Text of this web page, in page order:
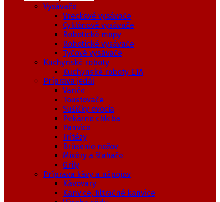
Vysávače
Vreckové vysávače
Cyklónové vysávače
Robotické mopy
Robotické vysávače
Tyčové vysávače
Kuchynské roboty
Kuchynské roboty ETA
Príprava jedál
Variče
Toustovače
Sušičky ovocia
Pekárne chleba
Panvice
Fritézy
Brúsenie nožov
Mixéry a šľahače
Grily
Príprava kávy a nápojov
Kávovary
Kanvice, filtračné kanvice